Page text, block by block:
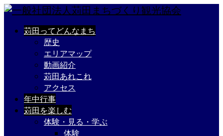
苅田ってどんなまち
歴史
エリアマップ
動画紹介
苅田あれこれ
アクセス
年中行事
苅田を楽しむ
体験・見る・学ぶ
体験